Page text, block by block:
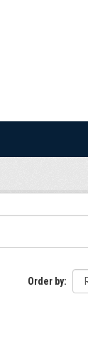
Order by